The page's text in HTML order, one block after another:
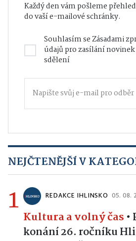
Každý den vám pošleme
do vaší e-mailové schránky.
Souhlasím seZásadami
údajůpro zasílání
sdělení
NEJČTENĚJŠÍ V
1 REDAKCE IHLINSKO 05. 08.
Kultura a volný čas •
konání 26. ročníku